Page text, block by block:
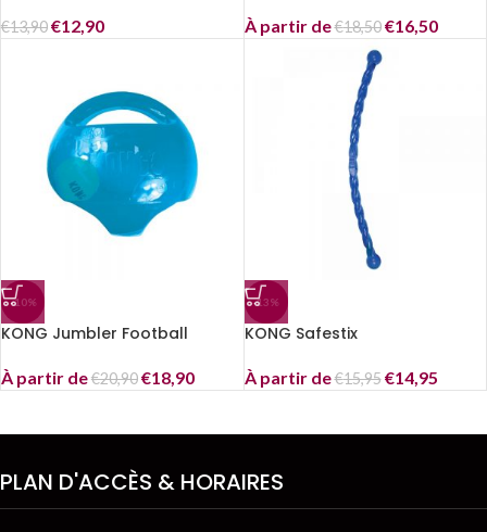
€13,90€12,90 À partir de€18,50 €16,50
-10%
KONG Jumbler Football
À partir de€20,90€18,90
-13%
KONG Safestix
À partir de€15,95 €14,95
PLAN D'ACCÈS & HORAIRES